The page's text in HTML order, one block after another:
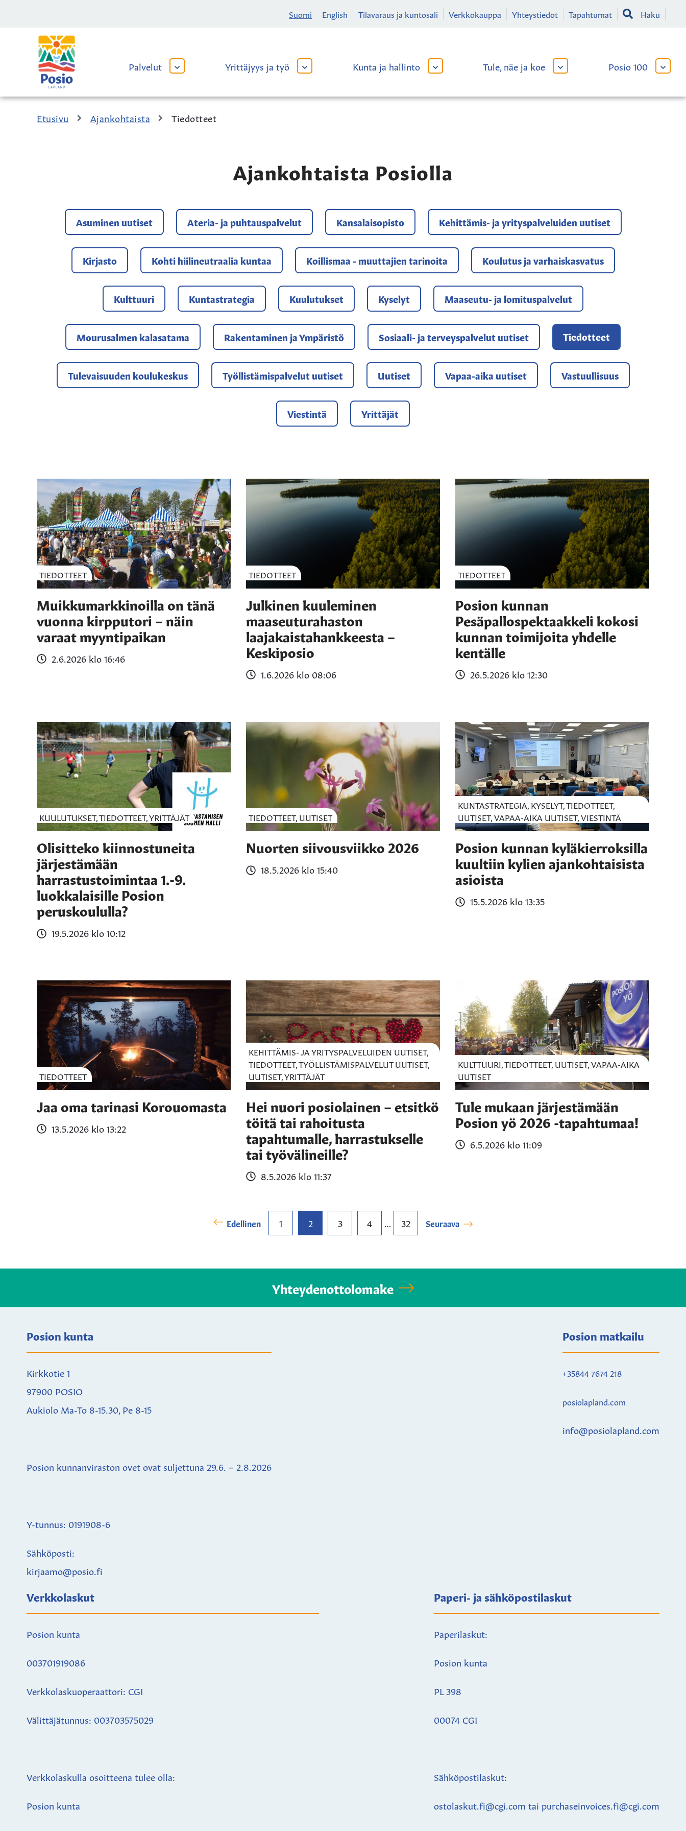
Suomi English Tilavaraus ja kuntosali Verkkokauppa Yhteystiedot Tapahtumat Haku
Kaupungin
logo
Palvelut
AVAA
ALAVALIKKO
Yrittäjyys ja työ
AVAA
ALAVALIKKO
Kunta ja hallinto
AVAA
ALAVALIKKO
Tule, näe ja koe
AVAA
ALAVALIKKO
Posio 100
AVAA
Etusivu Ajankohtaista Tiedotteet
Ajankohtaista Posiolla
Asuminen uutiset Ateria- ja puhtauspalvelut Kansalaisopisto Kehittämis- ja yrityspalveluiden uutiset
Kirjasto Kohti hiilineutraalia kuntaa Koillismaa - muuttajien tarinoita Koulutus ja varhaiskasvatus
Kulttuuri Kuntastrategia Kuulutukset Kyselyt Maaseutu- ja lomituspalvelut
Mourusalmen kalasatama Rakentaminen ja Ympäristö Sosiaali- ja terveyspalvelut uutiset Tiedotteet
Tulevaisuuden koulukeskus Työllistämispalvelut uutiset Uutiset Vapaa-aika uutiset Vastuullisuus
Viestintä Yrittäjät
TIEDOTTEET
Muikkumarkkinoilla on tänä
vuonna kirpputori – näin
varaat myyntipaikan
2.6.2026 klo 16:46
TIEDOTTEET
Julkinen kuuleminen
maaseuturahaston
laajakaistahankkeesta –
Keskiposio
1.6.2026 klo 08:06
TIEDOTTEET
Posion kunnan
Pesäpallospektaakkeli kokosi
kunnan toimijoita yhdelle
kentälle
26.5.2026 klo 12:30
KUULUTUKSET, TIEDOTTEET, YRITTÄJÄT
Olisitteko kiinnostuneita
järjestämään
harrastustoimintaa 1.-9.
luokkalaisille Posion
peruskoululla?
19.5.2026 klo 10:12
TIEDOTTEET, UUTISET
Nuorten siivousviikko 2026
18.5.2026 klo 15:40
KUNTASTRATEGIA, KYSELYT, TIEDOTTEET,
UUTISET, VAPAA-AIKA UUTISET, VIESTINTÄ
Posion kunnan kyläkierroksilla
kuultiin kylien ajankohtaisista
asioista
15.5.2026 klo 13:35
TIEDOTTEET
Jaa oma tarinasi Korouomasta
13.5.2026 klo 13:22
KEHITTÄMIS- JA YRITYSPALVELUIDEN UUTISET,
TIEDOTTEET, TYÖLLISTÄMISPALVELUT UUTISET,
UUTISET, YRITTÄJÄT
Hei nuori posiolainen – etsitkö
töitä tai rahoitusta
tapahtumalle, harrastukselle
tai työvälineille?
8.5.2026 klo 11:37
KULTTUURI, TIEDOTTEET, UUTISET, VAPAA-AIKA
UUTISET
Tule mukaan järjestämään
Posion yö 2026 -tapahtumaa!
6.5.2026 klo 11:09
Edellinen 1 2 3 4 32 Seuraava
Yhteydenottolomake
Posion kunta
Kirkkotie 1
97900 POSIO
Aukiolo Ma-To 8-15.30, Pe 8-15
Posion kunnanviraston ovet ovat suljettuna 29.6. – 2.8.2026
Y-tunnus: 0191908-6
Sähköposti:
kirjaamo@posio.fi
Posion matkailu
+35844 7674 218
posiolapland.com
info@posiolapland.com
Verkkolaskut
Posion kunta
003701919086
Verkkolaskuoperaattori: CGI
Välittäjätunnus: 003703575029
Verkkolaskulla osoitteena tulee olla:
Posion kunta
Paperi- ja sähköpostilaskut
Paperilaskut:
Posion kunta
PL 398
00074 CGI
Sähköpostilaskut:
ostolaskut.fi@cgi.com tai purchaseinvoices.fi@cgi.com